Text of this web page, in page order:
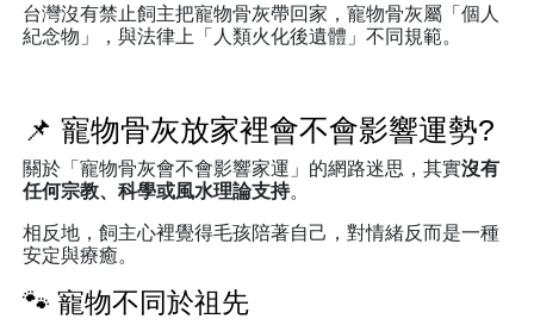
台灣沒有禁止飼主把寵物骨灰帶回家，寵物骨灰屬「個人
紀念物」，與法律上「人類火化後遺體」不同規範。
📌 寵物骨灰放家裡會不會影響運勢?
關於「寵物骨灰會不會影響家運」的網路迷思，其實沒有
任何宗教、科學或風水理論支持。
相反地，飼主心裡覺得毛孩陪著自己，對情緒反而是一種
安定與療癒。
🐾 寵物不同於祖先